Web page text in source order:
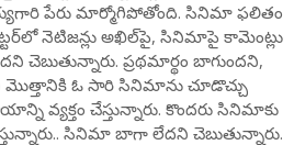
పేరు మార్మోగిపోతోంది. సినిమా ఫలితం
నెటిజన్లు అఖిల్‌పై, సినిమాపై కామెంట్లు
చెబుతున్నారు. ప్రథమార్థం బాగుందని,
ఓ సారి సినిమాను చూడొచ్చు
వ్యక్తం చేస్తున్నారు. కొందరు సినిమాకు
సినిమా బాగా లేదని చెబుతున్నారు.